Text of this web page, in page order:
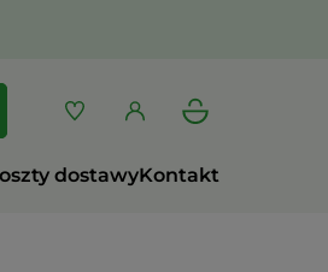
dostawyKontakt